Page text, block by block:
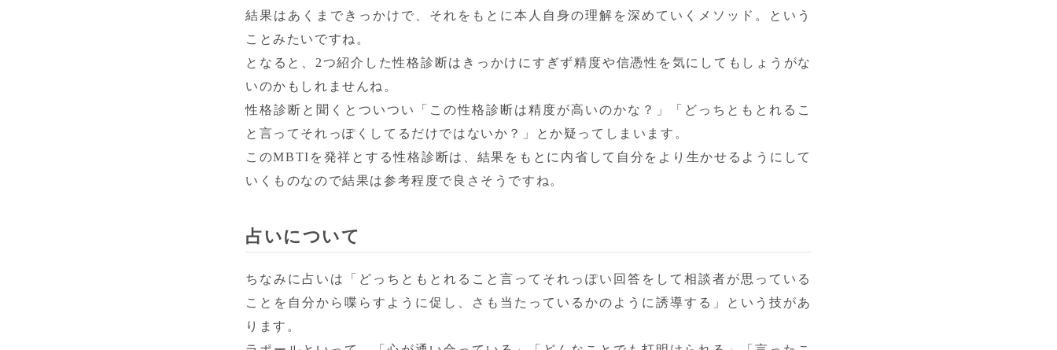
結果はあくまできっかけで、それをもとに本人自身の理解を深めていくメソッド。という
ことみたいですね。
となると、2つ紹介した性格診断はきっかけにすぎず精度や信憑性を気にしてもしょうがな
いのかもしれませんね。
性格診断と聞くとついつい「この性格診断は精度が高いのかな？」「どっちともとれるこ
と言ってそれっぽくしてるだけではないか？」とか疑ってしまいます。
このMBTIを発祥とする性格診断は、結果をもとに内省して自分をより生かせるようにして
いくものなので結果は参考程度で良さそうですね。
占いについて
ちなみに占いは「どっちともとれること言ってそれっぽい回答をして相談者が思っている
ことを自分から喋らすように促し、さも当たっているかのように誘導する」という技があ
ります。